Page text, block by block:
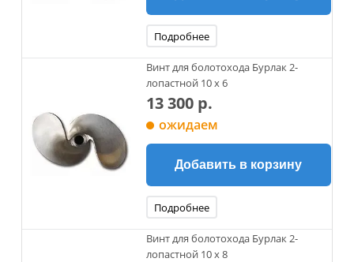
Подробнее
Винт для болотохода Бурлак 2-
лопастной 10 x 6
13 300 р.
ожидаем
Добавить в корзину
Подробнее
Винт для болотохода Бурлак 2-
лопастной 10 x 8